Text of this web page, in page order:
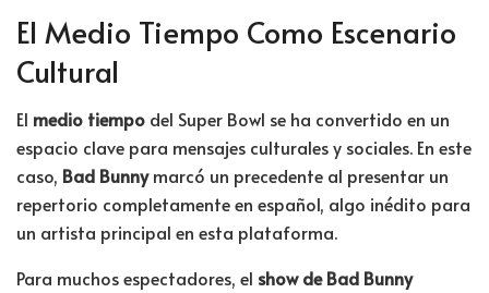
El Medio Tiempo Como Escenario
Cultural
El medio tiempo del Super Bowl se ha convertido en un
espacio clave para mensajes culturales y sociales. En este
caso, Bad Bunnymarcó un precedente al presentar un
repertorio completamente en español, algo inédito para
un artista principal en esta plataforma.
Para muchos espectadores, el show de Bad Bunny